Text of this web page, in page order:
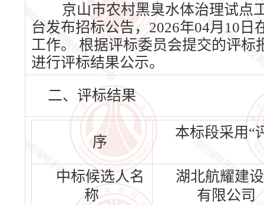
京山市农村黑臭水体治理试点
台发布招标公告，2026年04月10
工作。 根据评标委员会提交的评
进行评标结果公示。
二、评标结果
序
本标段采用“
中标候选人名
称
湖北航耀建
有限公司